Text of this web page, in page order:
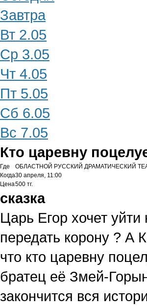
Завтра
Вт 2.05
Ср 3.05
Чт 4.05
Пт 5.05
Сб 6.05
Вс 7.05
Кто царевну
Где
ОБЛАСТНОЙ РУССКИЙ ДРАМАТИЧЕСКИЙ
Когда30 апреля, 11:00
Цена500 тг.
сказка
Царь Егор хочет
передать корону ? А
что кто царевну
братец её Змей-
закончится вся